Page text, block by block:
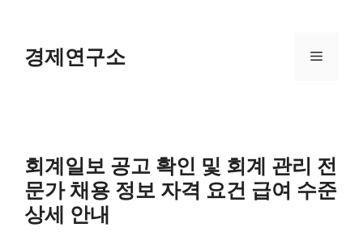
content경제연구소 Menu
회계일보 공고 확인 및 회계 관리 전
문가 채용 정보 자격 요건 급여 수준
상세 안내